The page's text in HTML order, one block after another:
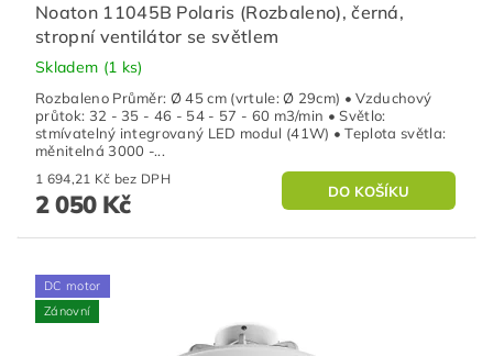
Noaton 11045B Polaris (Rozbaleno), černá,
stropní ventilátor se světlem
Skladem (1 ks)
Rozbaleno Průměr: Ø 45 cm (vrtule: Ø 29cm) • Vzduchový
průtok: 32 - 35 - 46 - 54 - 57 - 60 m3/min • Světlo:
stmívatelný integrovaný LED modul (41W) • Teplota světla:
měnitelná 3000 -...
1 694,21 Kč bez DPH
2 050 Kč
DC motor
Zánovní